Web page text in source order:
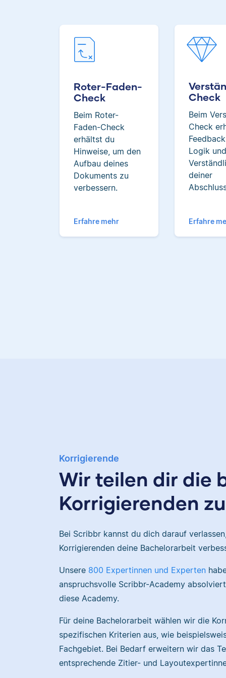
Roter-Faden-
Check
Beim Roter-
Faden-Check
erhältst du
Hinweise, um den
Aufbau deines
Dokuments zu
verbessern.
Erfahre mehr
Check
Beim
Check
Logik und
deiner
Erfahre
Korrigierende
Wir teilen dir die
Korrigierenden zu
Bei Scribbr kannst du dich darauf
Korrigierenden deine Bachelorarbeit
Unsere 800 Expertinnen und Experten
anspruchsvolle Scribbr-Academy
diese Academy.
Für deine Bachelorarbeit wählen wir die
spezifischen Kriterien aus, wie
Fachgebiet. Bei Bedarf erweitern wir das
entsprechende Zitier- und